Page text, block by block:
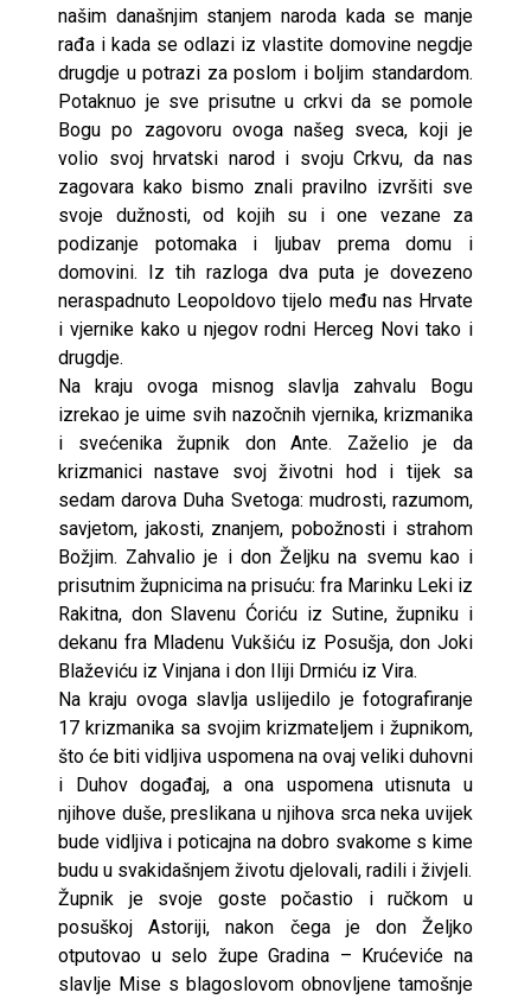
našim današnjim stanjem naroda kada se manje
rađa i kada se odlazi iz vlastite domovine negdje
drugdje u potrazi za poslom i boljim standardom.
Potaknuo je sve prisutne u crkvi da se pomole
Bogu po zagovoru ovoga našeg sveca, koji je
volio svoj hrvatski narod i svoju Crkvu, da nas
zagovara kako bismo znali pravilno izvršiti sve
svoje dužnosti, od kojih su i one vezane za
podizanje potomaka i ljubav prema domu i
domovini. Iz tih razloga dva puta je dovezeno
neraspadnuto Leopoldovo tijelo među nas Hrvate
i vjernike kako u njegov rodni Herceg Novi tako i
drugdje.
Na kraju ovoga misnog slavlja zahvalu Bogu
izrekao je uime svih nazočnih vjernika, krizmanika
i svećenika župnik don Ante. Zaželio je da
krizmanici nastave svoj životni hod i tijek sa
sedam darova Duha Svetoga: mudrosti, razumom,
savjetom, jakosti, znanjem, pobožnosti i strahom
Božjim. Zahvalio je i don Željku na svemu kao i
prisutnim župnicima na prisuću: fra Marinku Leki iz
Rakitna, don Slavenu Ćoriću iz Sutine, župniku i
dekanu fra Mladenu Vukšiću iz Posušja, don Joki
Blaževiću iz Vinjana i don Iliji Drmiću iz Vira.
Na kraju ovoga slavlja uslijedilo je fotografiranje
17 krizmanika sa svojim krizmateljem i župnikom,
što će biti vidljiva uspomena na ovaj veliki duhovni
i Duhov događaj, a ona uspomena utisnuta u
njihove duše, preslikana u njihova srca neka uvijek
bude vidljiva i poticajna na dobro svakome s kime
budu u svakidašnjem životu djelovali, radili i živjeli.
Župnik je svoje goste počastio i ručkom u
posuškoj Astoriji, nakon čega je don Željko
otputovao u selo župe Gradina – Krućeviće na
slavlje Mise s blagoslovom obnovljene tamošnje